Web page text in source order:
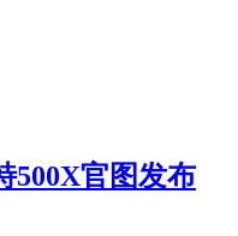
500X官图发布